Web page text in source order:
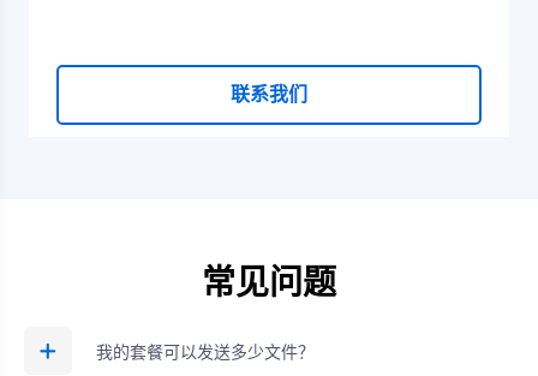
联系我们
常见问题
我的套餐可以发送多少文件？